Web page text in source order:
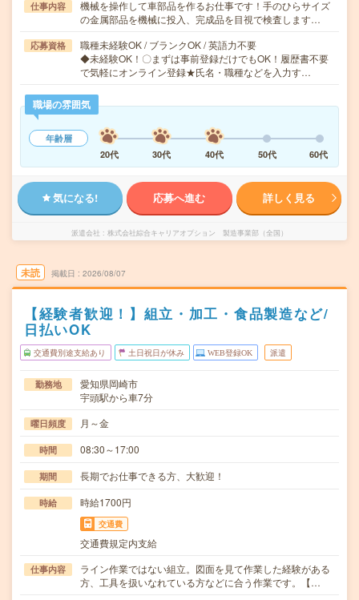
仕事内容
機械を操作して車部品を作るお仕事です！手のひらサイズ
の金属部品を機械に投入、完成品を目視で検査します…
応募資格
職種未経験OK / ブランクOK / 英語力不要
◆未経験OK！〇まずは事前登録だけでもOK！履歴書不要
で気軽にオンライン登録★氏名・職種などを入力す…
職場の雰囲気
年齢層
20代
30代 40代 50代 60代
気になる! 応募へ進む 詳しく見る
派遣会社 株式会社綜合キャリアオプション 製造事業部（全国）
未読 掲載日 2026/08/07
【経験者歓迎！】組立・加工・食品製造など/
日払いOK
交通費別途支給あり 土日祝日が休み WEB登録OK 派遣
勤務地
愛知県岡崎市
宇頭駅から車7分
曜日頻度 月～金
時間 08:30～17:00
期間 長期でお仕事できる方、大歓迎！
時給 時給1700円
交通費
交通費規定内支給
仕事内容
ライン作業ではない組立。図面を見て作業した経験がある
方、工具を扱いなれている方などに合う作業です。【…